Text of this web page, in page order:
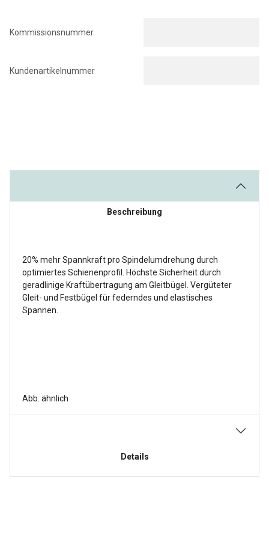
Kommissionsnummer
Kundenartikelnummer
Beschreibung
20% mehr Spannkraft pro Spindelumdrehung durch
optimiertes Schienenprofil. Höchste Sicherheit durch
geradlinige Kraftübertragung am Gleitbügel. Vergüteter
Gleit- und Festbügel für federndes und elastisches
Spannen.
Abb. ähnlich
Details